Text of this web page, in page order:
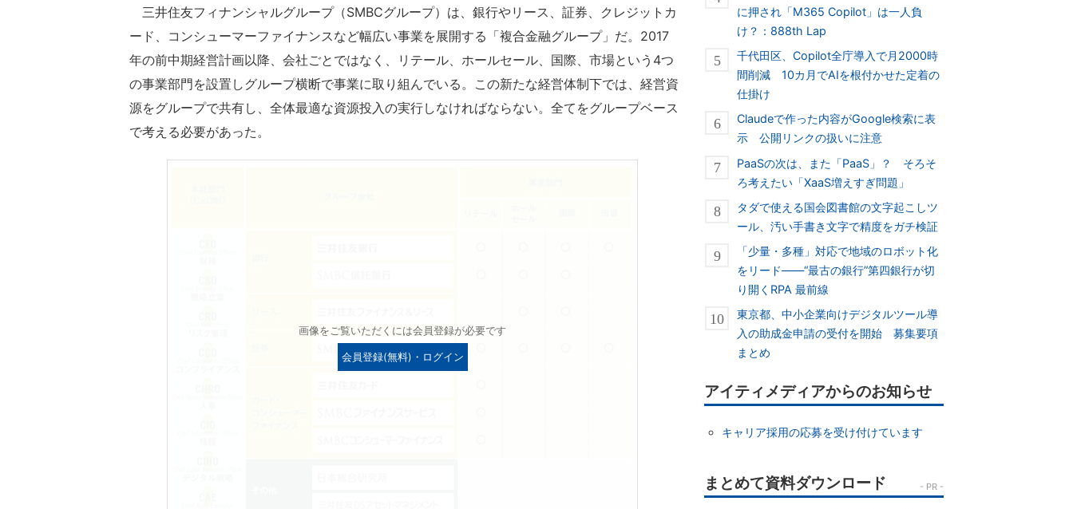
三井住友フィナンシャルグループ（SMBCグループ）は、銀行やリース、証券、クレジットカ
ード、コンシューマーファイナンスなど幅広い事業を展開する「複合金融グループ」だ。2017
年の前中期経営計画以降、会社ごとではなく、リテール、ホールセール、国際、市場という4つ
の事業部門を設置しグループ横断で事業に取り組んでいる。この新たな経営体制下では、経営資
源をグループで共有し、全体最適な資源投入の実行しなければならない。全てをグループベース
で考える必要があった。
画像をご覧いただくには会員登録が必要です
会員登録(無料)・ログイン
に押され「M365 Copilot」は一人負
け？：888th Lap
千代田区、Copilot全庁導入で月2000時
間削減 10カ月でAIを根付かせた定着の
仕掛け
Claudeで作った内容がGoogle検索に表
示 公開リンクの扱いに注意
PaaSの次は、また「PaaS」？ そろそ
ろ考えたい「XaaS増えすぎ問題」
タダで使える国会図書館の文字起こしツ
ール、汚い手書き文字で精度をガチ検証
「少量・多種」対応で地域のロボット化
をリード――“最古の銀行”第四銀行が切
り開くRPA 最前線
東京都、中小企業向けデジタルツール導
入の助成金申請の受付を開始 募集要項
まとめ
アイティメディアからのお知らせ
キャリア採用の応募を受け付けています